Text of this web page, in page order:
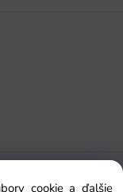
cookie a ďalšie